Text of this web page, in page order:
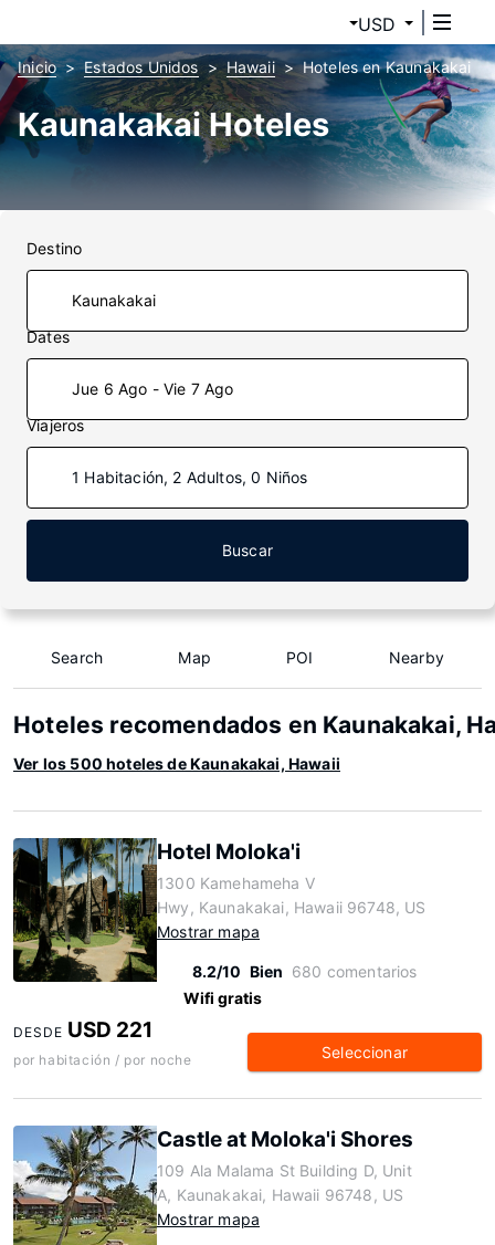
USD
Inicio Estados Unidos Hawaii Hoteles en Kaunakakai
Kaunakakai Hoteles
Destino
Dates
Jue 6 Ago - Vie 7 Ago
Viajeros
1 Habitación, 2 Adultos, 0 Niños
Buscar
Search Map POI Nearby
Hoteles recomendados en Kaunakakai,
Ver los 500 hoteles de Kaunakakai, Hawaii
Hotel Moloka'i
1300 Kamehameha V
Hwy, Kaunakakai, Hawaii 96748, US
Mostrar mapa
8.2/10 Bien 680 comentarios
Wifi gratis
DESDE USD 221
por habitación / por noche Seleccionar
Castle at Moloka'i Shores
109 Ala Malama St Building D, Unit
A, Kaunakakai, Hawaii 96748, US
Mostrar mapa